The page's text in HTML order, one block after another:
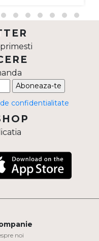
Aboneaza-te
confidentialitate
noi